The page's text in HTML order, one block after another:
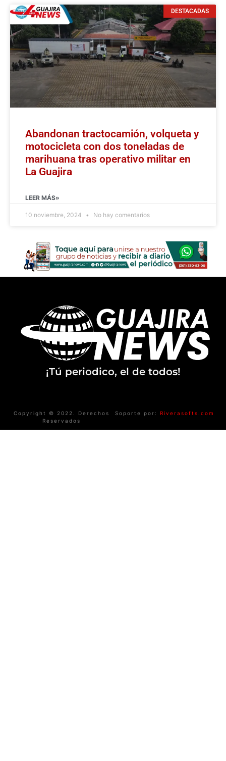
DESTACADAS
Abandonan tractocamión, volqueta y
motocicleta con dos toneladas de
marihuana tras operativo militar en
La Guajira
LEER MÁS»
10 noviembre, 2024 No hay comentarios
¡Tú periodico, el de todos!
Copyright © 2022. Derechos
Reservados
Soporte por: Riverasofts.com